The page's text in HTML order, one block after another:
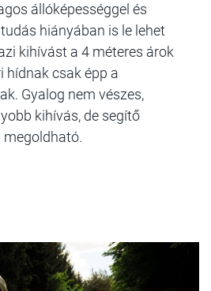
állóképességgel és
hiányában is le lehet
kihívást a 4 méteres árok
hídnak csak épp a
Gyalog nem vészes,
kihívás, de segítő